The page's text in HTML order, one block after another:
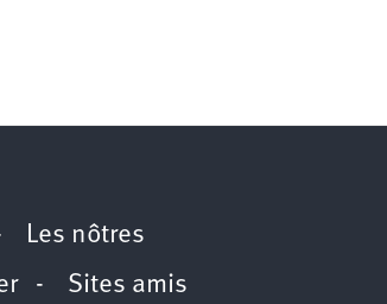
Les nôtres
- Sites amis